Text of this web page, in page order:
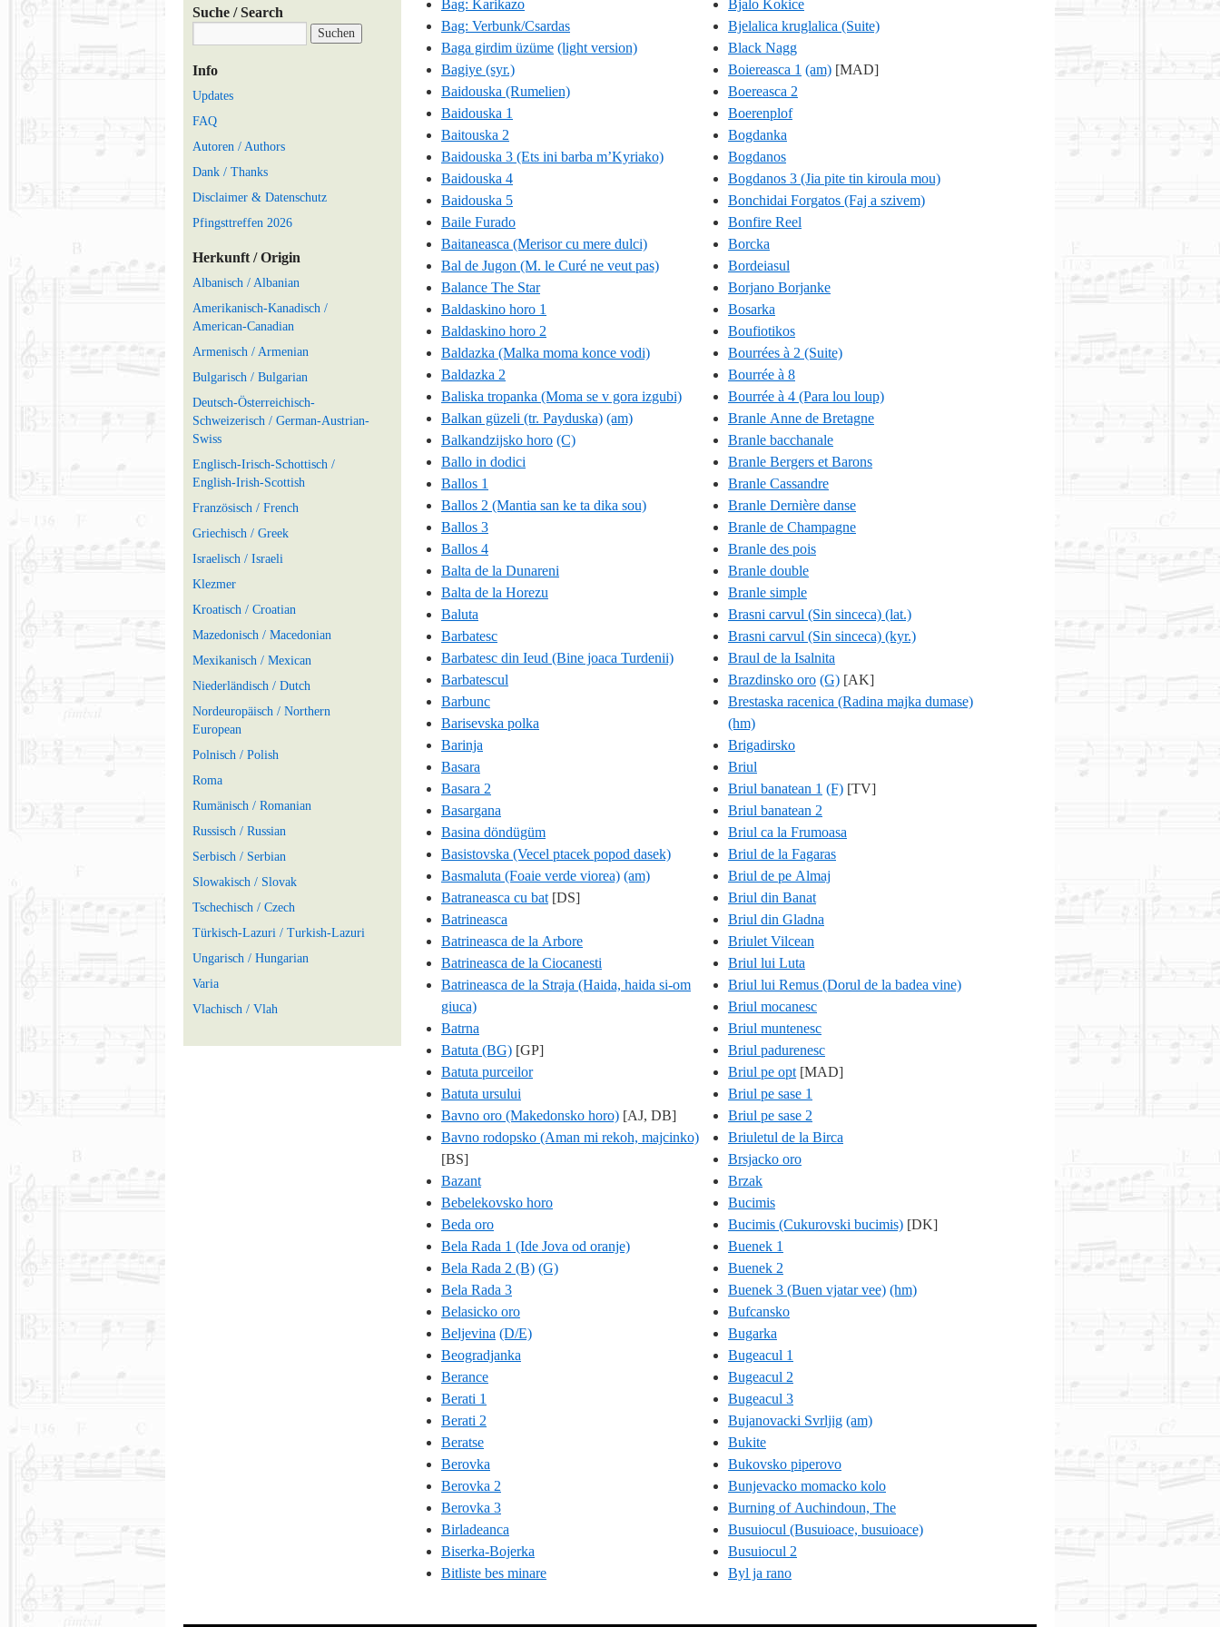
Bag: Karikazo
Bag: Verbunk/Csardas
Baga girdim üzüme (light version)
Bagiye (syr.)
Baidouska (Rumelien)
Baidouska 1
Baitouska 2
Baidouska 3 (Ets ini barba m’Kyriako)
Baidouska 4
Baidouska 5
Baile Furado
Baitaneasca (Merisor cu mere dulci)
Bal de Jugon (M. le Curé ne veut pas)
Balance The Star
Baldaskino horo 1
Baldaskino horo 2
Baldazka (Malka moma konce vodi)
Baldazka 2
Baliska tropanka (Moma se v gora izgubi)
Balkan güzeli (tr. Payduska) (am)
Balkandzijsko horo (C)
Ballo in dodici
Ballos 1
Ballos 2 (Mantia san ke ta dika sou)
Ballos 3
Ballos 4
Balta de la Dunareni
Balta de la Horezu
Baluta
Barbatesc
Barbatesc din Ieud (Bine joaca Turdenii)
Barbatescul
Barbunc
Barisevska polka
Barinja
Basara
Basara 2
Basargana
Basina döndügüm
Basistovska (Vecel ptacek popod dasek)
Basmaluta (Foaie verde viorea) (am)
Batraneasca cu bat [DS]
Batrineasca
Batrineasca de la Arbore
Batrineasca de la Ciocanesti
Batrineasca de la Straja (Haida, haida si-om
giuca)
Batrna
Batuta (BG) [GP]
Batuta purceilor
Batuta ursului
Bavno oro (Makedonsko horo) [AJ, DB]
Bavno rodopsko (Aman mi rekoh, majcinko)
[BS]
Bazant
Bebelekovsko horo
Beda oro
Bela Rada 1 (Ide Jova od oranje)
Bela Rada 2 (B) (G)
Bela Rada 3
Belasicko oro
Beljevina (D/E)
Beogradjanka
Berance
Berati 1
Berati 2
Beratse
Berovka
Berovka 2
Berovka 3
Birladeanca
Biserka-Bojerka
Bitliste bes minare
Bjalo Kokice
Bjelalica kruglalica (Suite)
Black Nagg
Boiereasca 1 (am) [MAD]
Boereasca 2
Boerenplof
Bogdanka
Bogdanos
Bogdanos 3 (Jia pite tin kiroula mou)
Bonchidai Forgatos (Faj a szivem)
Bonfire Reel
Borcka
Bordeiasul
Borjano Borjanke
Bosarka
Boufiotikos
Bourrées à 2 (Suite)
Bourrée à 8
Bourrée à 4 (Para lou loup)
Branle Anne de Bretagne
Branle bacchanale
Branle Bergers et Barons
Branle Cassandre
Branle Dernière danse
Branle de Champagne
Branle des pois
Branle double
Branle simple
Brasni carvul (Sin sinceca) (lat.)
Brasni carvul (Sin sinceca) (kyr.)
Braul de la Isalnita
Brazdinsko oro (G) [AK]
Brestaska racenica (Radina majka dumase)
(hm)
Brigadirsko
Briul
Briul banatean 1 (F) [TV]
Briul banatean 2
Briul ca la Frumoasa
Briul de la Fagaras
Briul de pe Almaj
Briul din Banat
Briul din Gladna
Briulet Vilcean
Briul lui Luta
Briul lui Remus (Dorul de la badea vine)
Briul mocanesc
Briul muntenesc
Briul padurenesc
Briul pe opt [MAD]
Briul pe sase 1
Briul pe sase 2
Briuletul de la Birca
Brsjacko oro
Brzak
Bucimis
Bucimis (Cukurovski bucimis) [DK]
Buenek 1
Buenek 2
Buenek 3 (Buen vjatar vee) (hm)
Bufcansko
Bugarka
Bugeacul 1
Bugeacul 2
Bugeacul 3
Bujanovacki Svrljig (am)
Bukite
Bukovsko piperovo
Bunjevacko momacko kolo
Burning of Auchindoun, The
Busuiocul (Busuioace, busuioace)
Busuiocul 2
Byl ja rano
Suche / Search
Info
Updates
FAQ
Autoren / Authors
Dank / Thanks
Disclaimer & Datenschutz
Pfingsttreffen 2026
Herkunft / Origin
Albanisch / Albanian
Amerikanisch-Kanadisch /
American-Canadian
Armenisch / Armenian
Bulgarisch / Bulgarian
Deutsch-Österreichisch-
Schweizerisch / German-Austrian-
Swiss
Englisch-Irisch-Schottisch /
English-Irish-Scottish
Französisch / French
Griechisch / Greek
Israelisch / Israeli
Klezmer
Kroatisch / Croatian
Mazedonisch / Macedonian
Mexikanisch / Mexican
Niederländisch / Dutch
Nordeuropäisch / Northern
European
Polnisch / Polish
Roma
Rumänisch / Romanian
Russisch / Russian
Serbisch / Serbian
Slowakisch / Slovak
Tschechisch / Czech
Türkisch-Lazuri / Turkish-Lazuri
Ungarisch / Hungarian
Varia
Vlachisch / Vlah